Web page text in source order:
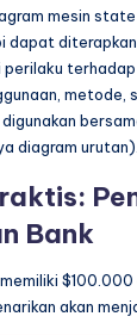
mesin
dapat
perilaku
metode,
diagram urutan).
Bank
$100.000
akan